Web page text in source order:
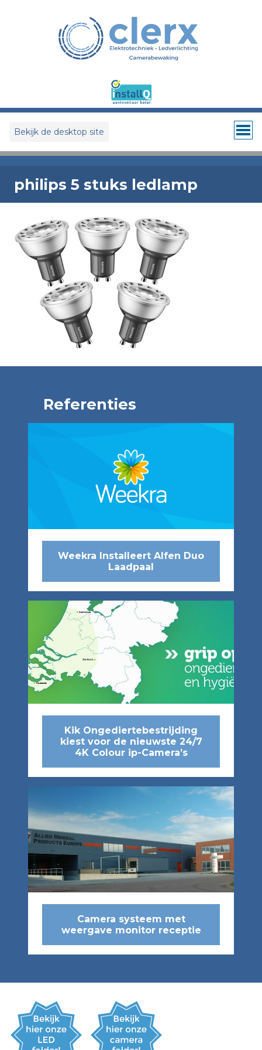
Bekijk de desktop site
philips 5 stuks ledlamp
Referenties
Weekra Installeert Alfen Duo
Laadpaal
Kik Ongediertebestrijding
kiest voor de nieuwste 24/7
4K Colour ip-Camera’s
Camera systeem met
weergave monitor receptie